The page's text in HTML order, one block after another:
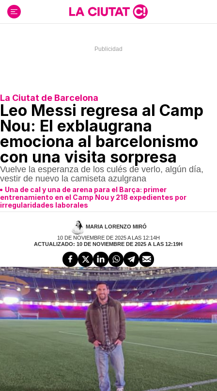
contenido
La Ciutat de Barcelona
Leo Messi regresa al Camp
Nou: El exblaugrana
emociona al barcelonismo
con una visita sorpresa
Vuelve la esperanza de los culés de verlo, algún día,
vestir de nuevo la camiseta azulgrana
Una de cal y una de arena para el Barça: primer
entrenamiento en el Camp Nou y 218 expedientes por
irregularidades laborales
MARIA LORENZO MIRÓ
10 DE NOVIEMBRE DE 2025 A LAS 12:14H
ACTUALIZADO: 10 DE NOVIEMBRE DE 2025 A LAS 12:19H